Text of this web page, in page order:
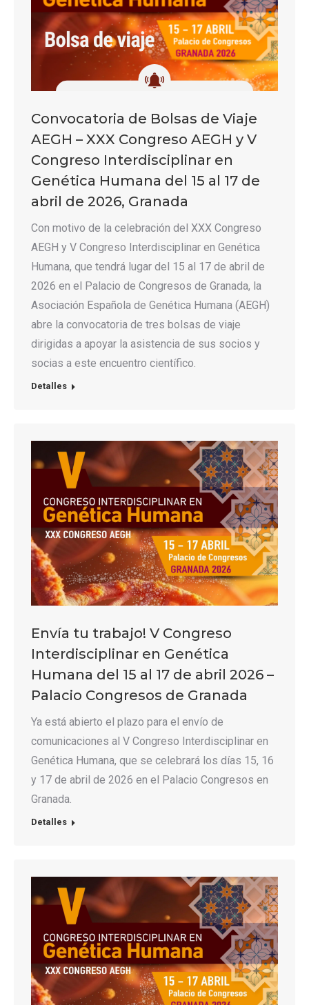
Convocatoria de Bolsas de Viaje
AEGH – XXX Congreso AEGH y V
Congreso Interdisciplinar en
Genética Humana del 15 al 17 de
abril de 2026, Granada
Con motivo de la celebración del XXX Congreso
AEGH y V Congreso Interdisciplinar en Genética
Humana, que tendrá lugar del 15 al 17 de abril de
2026 en el Palacio de Congresos de Granada, la
Asociación Española de Genética Humana (AEGH)
abre la convocatoria de tres bolsas de viaje
dirigidas a apoyar la asistencia de sus socios y
socias a este encuentro científico.
Detalles
Envía tu trabajo! V Congreso
Interdisciplinar en Genética
Humana del 15 al 17 de abril 2026 –
Palacio Congresos de Granada
Ya está abierto el plazo para el envío de
comunicaciones al V Congreso Interdisciplinar en
Genética Humana, que se celebrará los días 15, 16
y 17 de abril de 2026 en el Palacio Congresos en
Granada.
Detalles